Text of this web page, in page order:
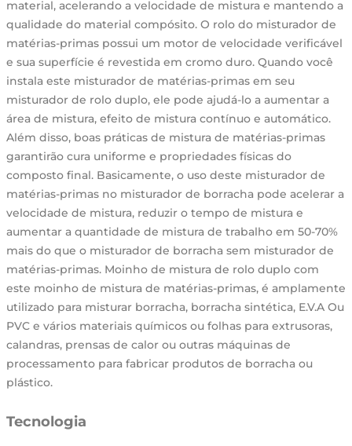
material, acelerando a velocidade de mistura e mantendo a
qualidade do material compósito. O rolo do misturador de
matérias-primas possui um motor de velocidade verificável
e sua superfície é revestida em cromo duro. Quando você
instala este misturador de matérias-primas em seu
misturador de rolo duplo, ele pode ajudá-lo a aumentar a
área de mistura, efeito de mistura contínuo e automático.
Além disso, boas práticas de mistura de matérias-primas
garantirão cura uniforme e propriedades físicas do
composto final. Basicamente, o uso deste misturador de
matérias-primas no misturador de borracha pode acelerar a
velocidade de mistura, reduzir o tempo de mistura e
aumentar a quantidade de mistura de trabalho em 50-70%
mais do que o misturador de borracha sem misturador de
matérias-primas. Moinho de mistura de rolo duplo com
este moinho de mistura de matérias-primas, é amplamente
utilizado para misturar borracha, borracha sintética, E.V.A Ou
PVC e vários materiais químicos ou folhas para extrusoras,
calandras, prensas de calor ou outras máquinas de
processamento para fabricar produtos de borracha ou
plástico.
Tecnologia